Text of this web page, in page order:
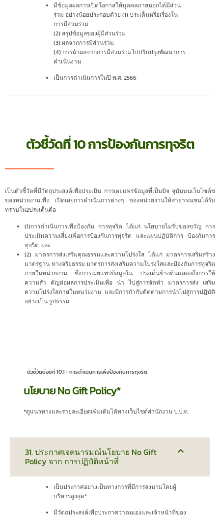
มีข้อมูลผลการเปิดโอกาสให้บุคคลภายนอกได้มีส่วน
ร่วม อย่างน้อยประกอบด้วย (1) ประเด็นหรือเรื่องใน
การมีส่วนร่วม
(2) สรุปข้อมูลของผู้มีส่วนร่วม
(3) ผลจากการมีส่วนร่วม
(4) การนำผลจากการมีส่วนร่วมไปปรับปรุงพัฒนาการ
ดำเนินงาน
เป็นการดำเนินการในปี พ.ศ. 2566
ตัวชี้วัดที่ 10 การป้องกันการทุจริต
เป็นตัวชี้วัดที่มีวัตถุประสงค์เพื่อประเมิน การเผยแพร่ข้อมูลที่เป็นปัจ จุบันบนเว็บไซต์ข
ของหน่วยงานเพื่อ เปิดเผยการดำเนินการต่างๆ ของหน่วยงานให้สาธารณชนได้รับ
ทราบใน2ประเด็นคือ
(1)การดำเนินการเพื่อป้องกัน การทุจริต ได้แก่ นโยบายไม่รับของขวัญ การ
ประเมินความเสี่ยงเพื่อการป้องกันการทุจริต และแผนปฏิบัติการ ป้องกันการ
ทุจริต และ
(2) มาตรการส่งเสริมคุณธรรมและความโปร่งใส ได้แก่ มาตรการเสริมสร้าง
มาตรฐาน ทางจริยธรรม มาตรการส่งเสริมความโปร่งใสและป้องกันการทุจริต
ภายในหน่วยงาน ซึ่งการเผยแพร่ข้อมูลใน ประเด็นข้างต้นแสดงถึงการให้
ความสำ คัญต่อผลการประเมินเพื่อ นำ ไปสู่การจัดทำ มาตรการส่ง เสริม
ความโปร่งใสภายในหนว่ยงาน และมีการกำกับติดตามการนำไปสู่การปฏิบัติ
อย่างเป็น รูปธรรม
ตัวชี้วัดย่อยที่ 10.1 - การดำเนินการเพื่อป้องกันการทุจริต
นโยบาย No Gift Policy*
*ดูแนวทางและรายละเอียดเพิ่มเติมได้ทางเว็บไซต์สำนักงาน ป.ป.ท.
31. ประกาศเจตนารมณ์นโยบาย No Gift
Policy จาก การปฏิบัติหน้าที่
เป็นประกาศอย่างเป็นทางการที่มีการลงนามโดยผู้
บริหารสูงสุด*
มีวัตถุประสงค์เพื่อประกาศว่าตนเองและเจ้าหน้าที่ของ